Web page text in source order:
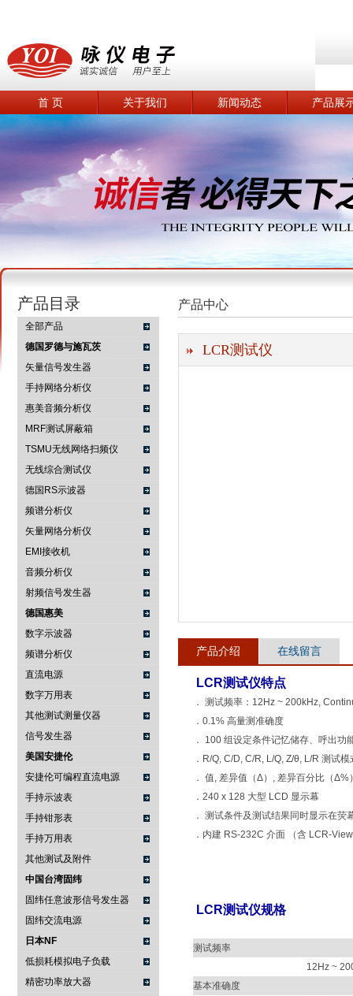
首 页 关于我们 新闻动态 产品展
产品目录
全部产品
德国罗德与施瓦茨
矢量信号发生器
手持网络分析仪
惠美音频分析仪
MRF测试屏蔽箱
TSMU无线网络扫频仪
无线综合测试仪
德国RS示波器
频谱分析仪
矢量网络分析仪
EMI接收机
音频分析仪
射频信号发生器
德国惠美
数字示波器
频谱分析仪
直流电源
数字万用表
其他测试测量仪器
信号发生器
美国安捷伦
安捷伦可编程直流电源
手持示波表
手持钳形表
手持万用表
其他测试及附件
中国台湾固纬
固纬任意波形信号发生器
固纬交流电源
日本NF
低损耗模拟电子负载
精密功率放大器
产品中心
LCR测试仪
产品介绍 在线留言
LCR测试仪特点
． 测试频率：12Hz ~ 200kHz,
．0.1% 高量测准确度
． 100 组设定条件记忆储存、呼出功
．R/Q, C/D, C/R, L/Q, Z/θ, L/R 测试模
． 值, 差异值（Δ）, 差异百分比（Δ%
．240 x 128 大型 LCD 显示幕
． 测试条件及测试结果同时显示在荧
．内建 RS-232C 介面 （含 LCR-
LCR测试仪规格
测试频率
12Hz ~
基本准确度